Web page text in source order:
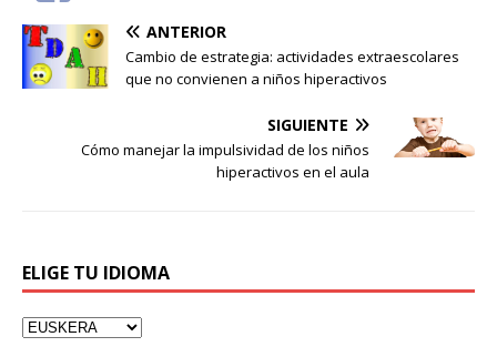
ANTERIOR
Cambio de estrategia: actividades extraescolares
que no convienen a niños hiperactivos
SIGUIENTE
Cómo manejar la impulsividad de los niños
hiperactivos en el aula
ELIGE TU IDIOMA